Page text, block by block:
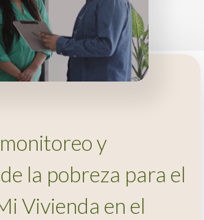
y
la pobreza para el
Vivienda en el